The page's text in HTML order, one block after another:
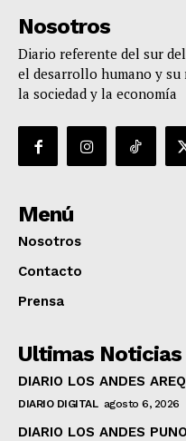
Nosotros
Diario referente del sur
el desarrollo humano y su
la sociedad y la economía
Menú
Nosotros
Contacto
Prensa
Ultimas Noticias
DIARIO LOS ANDES
DIARIO DIGITAL agosto 6, 2026
DIARIO LOS ANDES